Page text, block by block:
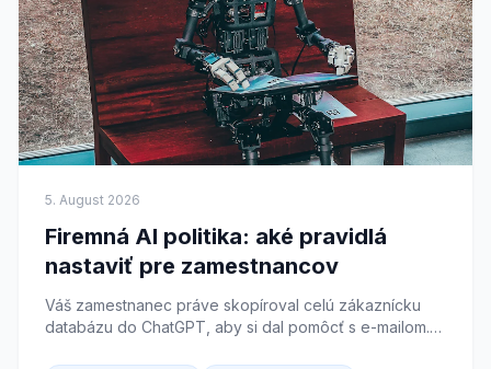
5. August 2026
Firemná AI politika: aké pravidlá
nastaviť pre zamestnancov
Váš zamestnanec práve skopíroval celú zákaznícku
databázu do ChatGPT, aby si dal pomôcť s e-mailom.